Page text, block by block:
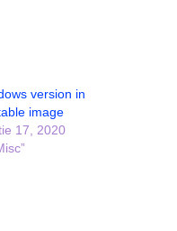
version in
image
17, 2020